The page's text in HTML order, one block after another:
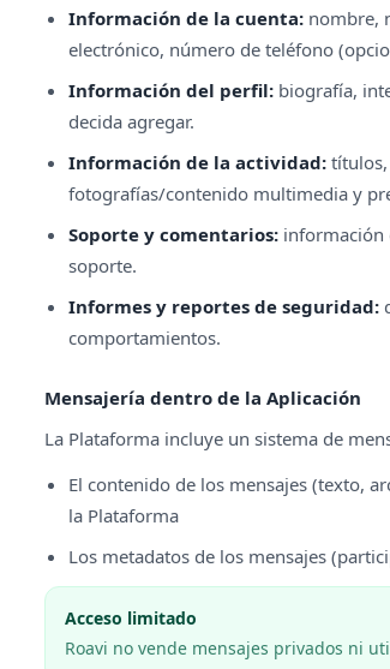
Información de la cuenta: nombre,
electrónico, número de teléfono
Información del perfil: biografía,
decida agregar.
Información de la actividad: títulos,
fotografías/contenido multimedia y
Soporte y comentarios: información
soporte.
Informes y reportes de seguridad:
comportamientos.
Mensajería dentro de la Aplicación
La Plataforma incluye un sistema de
El contenido de los mensajes (texto,
la Plataforma
Los metadatos de los mensajes
Acceso limitado
Roavi no vende mensajes privados ni